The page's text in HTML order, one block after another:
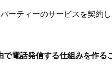
ーティーのサービスを契
電話発信する仕組みを作る